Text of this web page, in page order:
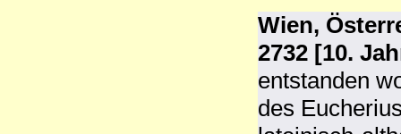
Wien,
2732 [10.
entstanden
des